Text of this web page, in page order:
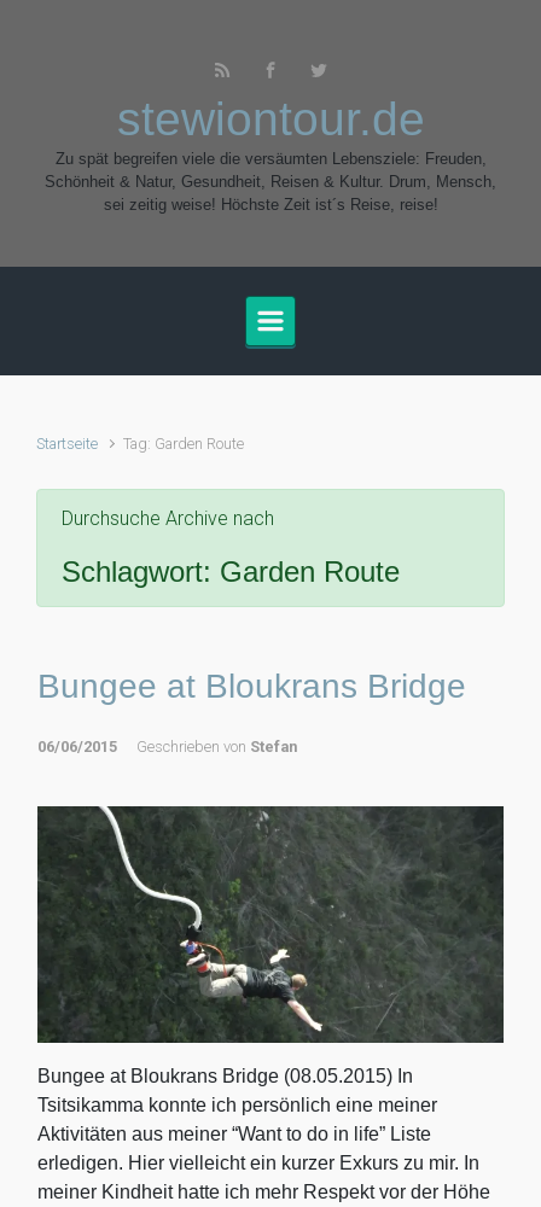
stewiontour.de
Zu spät begreifen viele die versäumten Lebensziele: Freuden,
Schönheit & Natur, Gesundheit, Reisen & Kultur. Drum, Mensch,
sei zeitig weise! Höchste Zeit ist´s Reise, reise!
Startseite Tag: Garden Route
Durchsuche Archive nach
Schlagwort: Garden Route
Bungee at Bloukrans Bridge
06/06/2015 Geschrieben von Stefan
Bungee at Bloukrans Bridge (08.05.2015) In
Tsitsikamma konnte ich persönlich eine meiner
Aktivitäten aus meiner “Want to do in life” Liste
erledigen. Hier vielleicht ein kurzer Exkurs zu mir. In
meiner Kindheit hatte ich mehr Respekt vor der Höhe